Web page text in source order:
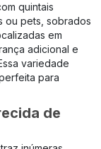
quintais
ou pets, sobrados
em
adicional e
variedade
para
de